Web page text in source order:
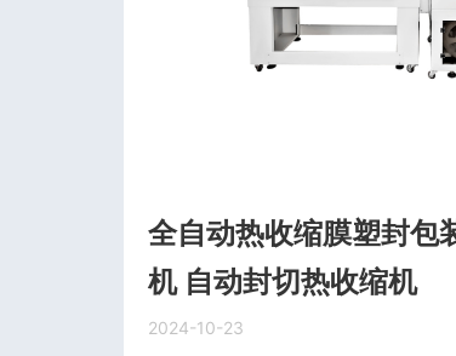
全自动热收缩膜塑封包
机 自动封切热收缩机
2024-10-23